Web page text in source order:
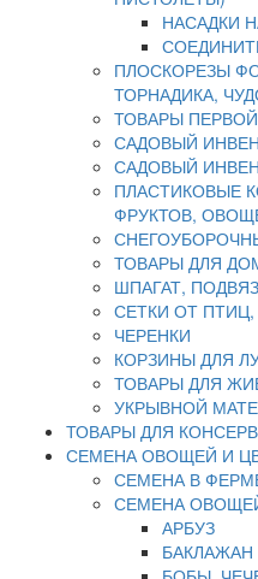
НАСАДКИ
ПЛОСКОРЕЗЫ
ТОРНАДИКА,
ТОВАРЫ
САДОВЫЙ
САДОВЫЙ
ПЛАСТИКОВЫЕ
ФРУКТОВ,
ТОВАРЫ ДЛЯ
ШПАГАТ,
СЕТКИ ОТ
ЧЕРЕНКИ
КОРЗИНЫ ДЛЯ
ТОВАРЫ ДЛЯ
УКРЫВНОЙ
ТОВАРЫ ДЛЯ
СЕМЕНА ОВОЩЕЙ И
СЕМЕНА В
СЕМЕНА
АРБУЗ
БАКЛАЖАН